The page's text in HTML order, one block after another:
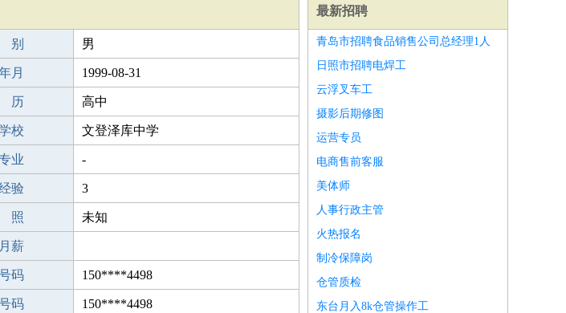
男
月 1999-08-31
高中
校 文登泽库中学
业 -
验 3
未知
薪
码 150****4498
码 150****4498
最新招聘
青岛市招聘食品销售公司总经理1人
日照市招聘电焊工
云浮叉车工
摄影后期修图
运营专员
电商售前客服
美体师
人事行政主管
火热报名
制冷保障岗
仓管质检
东台月入8k仓管操作工